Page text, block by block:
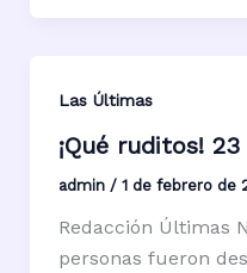
Las Últimas
¡Qué ruditos!
admin / 1 de febrero de
Redacción Últimas
personas fueron